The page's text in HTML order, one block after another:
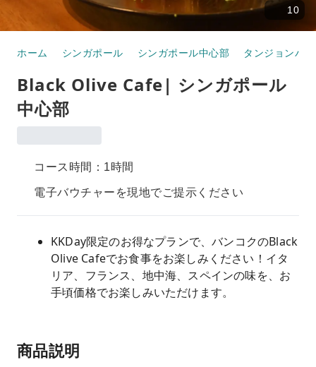
10
ホーム シンガポール シンガポール中心部 タンジョンパ
Black Olive Cafe| シンガポール
中心部
コース時間：1時間
電子バウチャーを現地でご提示ください
KKDay限定のお得なプランで、バンコクのBlack
Olive Cafeでお食事をお楽しみください！イタ
リア、フランス、地中海、スペインの味を、お
手頃価格でお楽しみいただけます。
商品説明